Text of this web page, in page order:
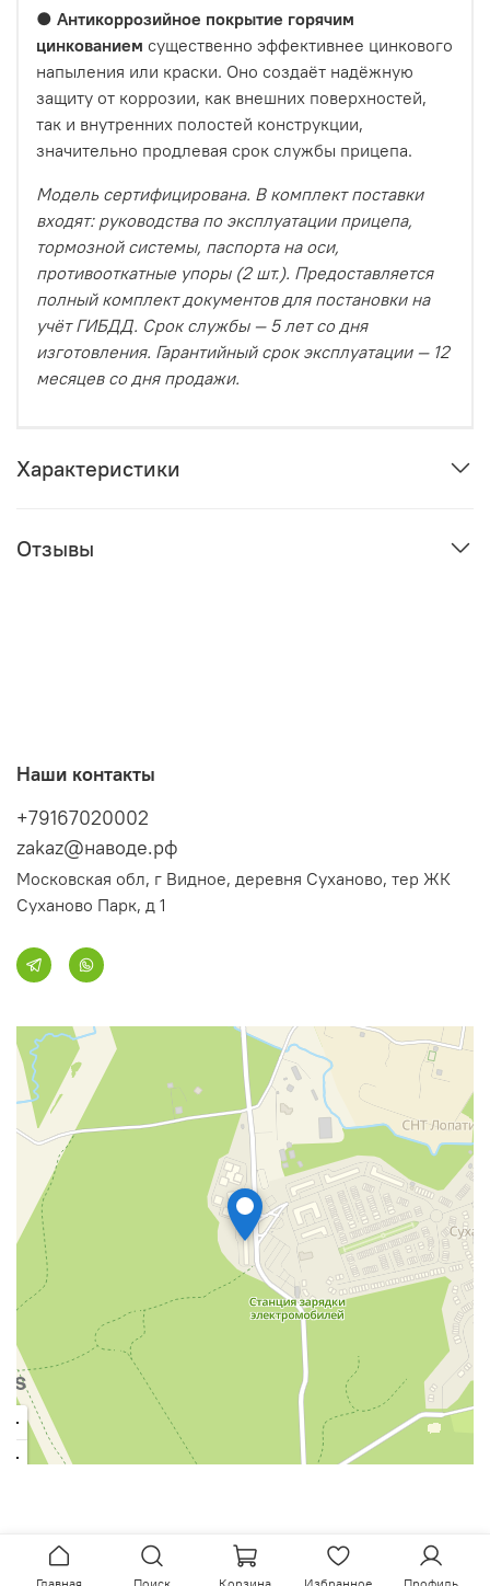
● Антикоррозийное покрытие горячим
цинкованием существенно эффективнее цинкового
напыления или краски. Оно создаёт надёжную
защиту от коррозии, как внешних поверхностей,
так и внутренних полостей конструкции,
значительно продлевая срок службы прицепа.
Модель сертифицирована. В комплект поставки
входят: руководства по эксплуатации прицепа,
тормозной системы, паспорта на оси,
противооткатные упоры (2 шт.). Предоставляется
полный комплект документов для постановки на
учёт ГИБДД. Срок службы — 5 лет со дня
изготовления. Гарантийный срок эксплуатации — 12
месяцев со дня продажи.
Характеристики
Отзывы
Наши контакты
+79167020002
zakaz@наводе.рф
Московская обл, г Видное, деревня Суханово, тер ЖК
Суханово Парк, д 1